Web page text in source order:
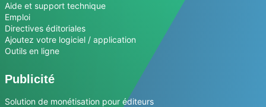
Aide et support technique
Emploi
Directives éditoriales
Ajoutez votre logiciel / application
Outils en ligne
Publicité
Solution de monétisation pour éditeurs